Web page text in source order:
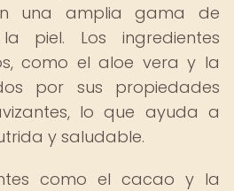
una amplia gama de
piel. Los ingredientes
como el aloe vera y la
por sus propiedades
lo que ayuda a
y saludable.
como el cacao y la